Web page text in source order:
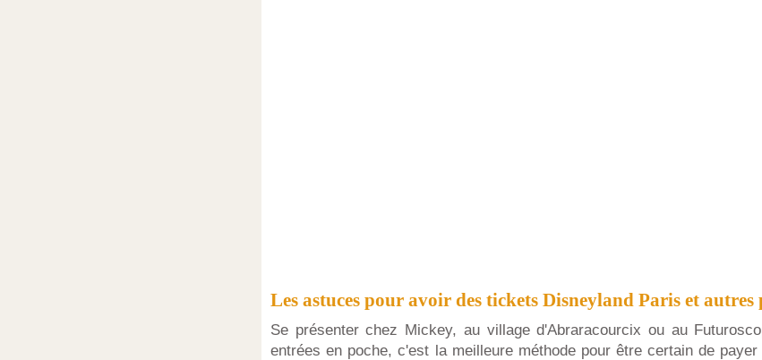
Les astuces pour avoir des tickets Disneyland Paris et autres
Se présenter chez Mickey, au village d'Abraracourcix ou au
entrées en poche, c'est la meilleure méthode pour être certain de